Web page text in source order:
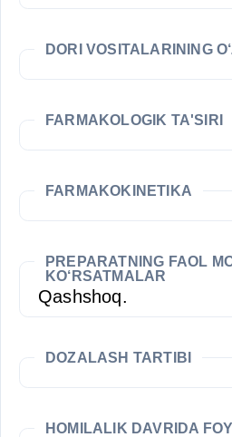
DORI VOSITALARINING
FARMAKOLOGIK TA'SIRI
FARMAKOKINETIKA
PREPARATNING FAOL
KO‘RSATMALAR
Qashshoq.
DOZALASH TARTIBI
HOMILALIK DAVRIDA